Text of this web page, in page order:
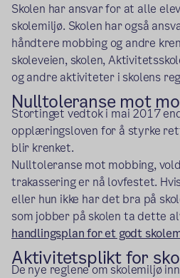
Skolen har ansvar for at alle
skolemiljø. Skolen har også
håndtere mobbing og andre
skoleveien, skolen,
og andre aktiviteter i skolens
Nulltoleranse mot
Stortinget vedtok i mai 2017
opplæringsloven for å styrke
blir krenket.
Nulltoleranse mot mobbing,
trakassering er nå lovfestet.
eller hun ikke har det bra på
som jobber på skolen ta dette
handlingsplan for et godt
Aktivitetsplikt for
De nye reglene om skolemiljø